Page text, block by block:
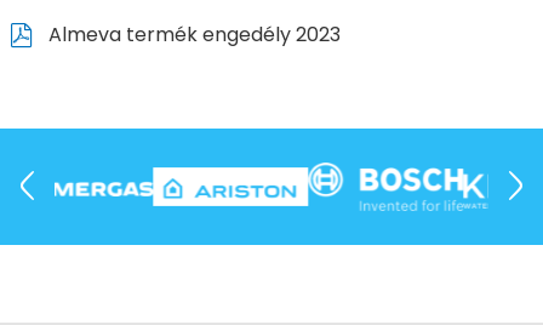
Almeva termék engedély 2023